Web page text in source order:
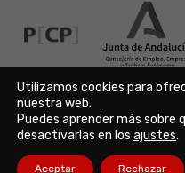
Aviso Legal | Política de
Copyright © 2021. Parque de
18006 Granada. España.
Utilizamos cookies para
nuestra web.
Puedes aprender más sobre
desactivarlas en los ajustes.
Aceptar Rechazar